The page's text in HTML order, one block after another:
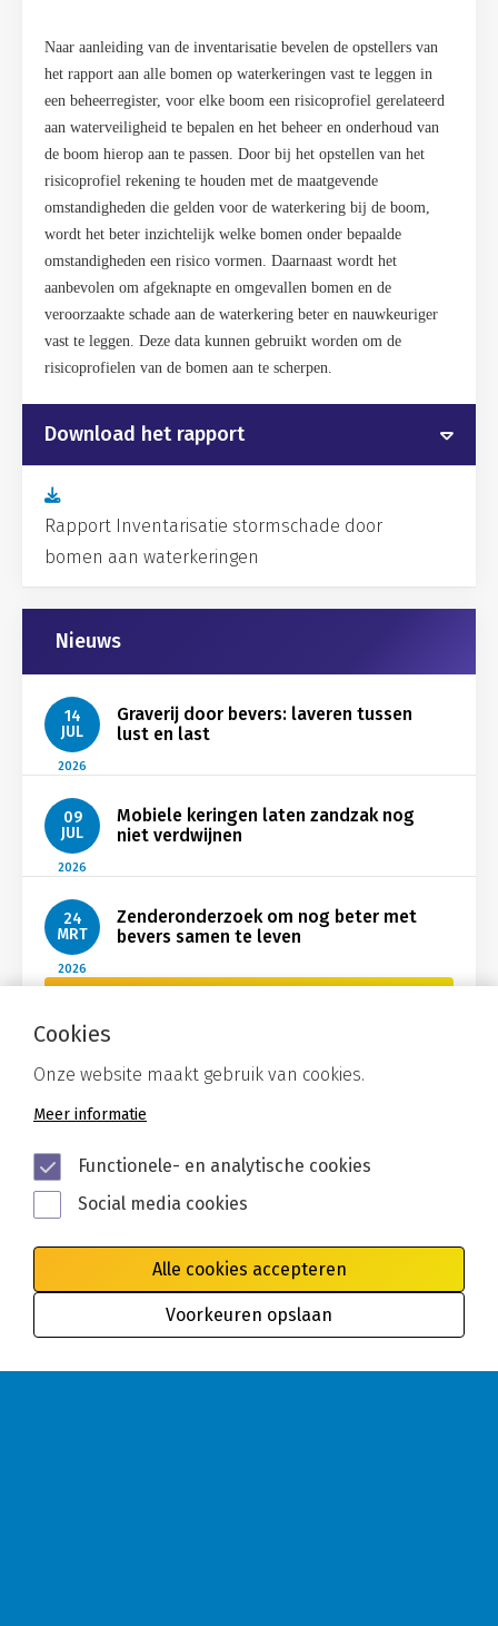
Naar aanleiding van de inventarisatie bevelen de opstellers van
het rapport aan alle bomen op waterkeringen vast te leggen in
een beheerregister, voor elke boom een risicoprofiel gerelateerd
aan waterveiligheid te bepalen en het beheer en onderhoud van
de boom hierop aan te passen. Door bij het opstellen van het
risicoprofiel rekening te houden met de maatgevende
omstandigheden die gelden voor de waterkering bij de boom,
wordt het beter inzichtelijk welke bomen onder bepaalde
omstandigheden een risico vormen. Daarnaast wordt het
aanbevolen om afgeknapte en omgevallen bomen en de
veroorzaakte schade aan de waterkering beter en nauwkeuriger
vast te leggen. Deze data kunnen gebruikt worden om de
risicoprofielen van de bomen aan te scherpen.
Download het rapport
Rapport Inventarisatie stormschade door
bomen aan waterkeringen
Gerelateerd
Nieuws
14
JUL
2026
Graverij door bevers: laveren tussen
lust en last
09
JUL
2026
Mobiele keringen laten zandzak nog
niet verdwijnen
24
MRT
2026
Zenderonderzoek om nog beter met
bevers samen te leven
Cookies
Onze website maakt gebruik van cookies.
Meer informatie
Functionele- en analytische cookies
Social media cookies
Alle cookies accepteren
Voorkeuren opslaan